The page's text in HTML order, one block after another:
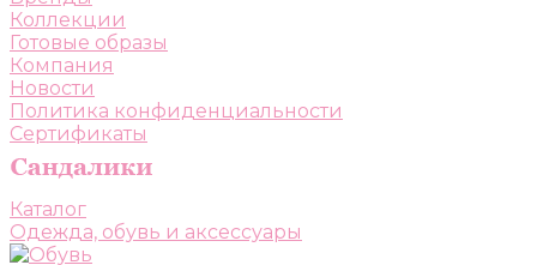
Коллекции
Готовые образы
Компания
Новости
Политика конфиденциальности
Сертификаты
Каталог
Одежда, обувь и аксессуары